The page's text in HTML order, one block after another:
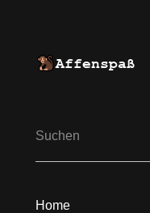
Home